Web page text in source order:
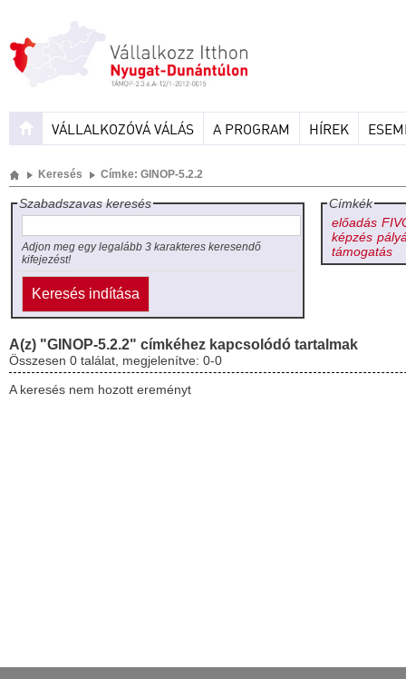
VÁLLALKOZÓVÁ VÁLÁS A PROGRAM HÍREK
Keresés Címke: GINOP-5.2.2
Szabadszavas keresés
Adjon meg egy legalább 3 karakteres keresendő
kifejezést!
Címkék
előadás
képzés
támogatás
A(z) "GINOP-5.2.2" címkéhez kapcsolódó tartalmak
Összesen 0 találat, megjelenítve: 0-0
A keresés nem hozott ereményt